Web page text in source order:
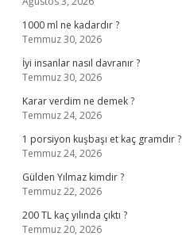
1000 ml ne kadardır ?
Temmuz 30, 2026
İyi insanlar nasıl davranır ?
Temmuz 30, 2026
Karar verdim ne demek ?
Temmuz 24, 2026
1 porsiyon kuşbaşı et kaç gramdır ?
Temmuz 24, 2026
Gülden Yılmaz kimdir ?
Temmuz 22, 2026
200 TL kaç yılında çıktı ?
Temmuz 20, 2026